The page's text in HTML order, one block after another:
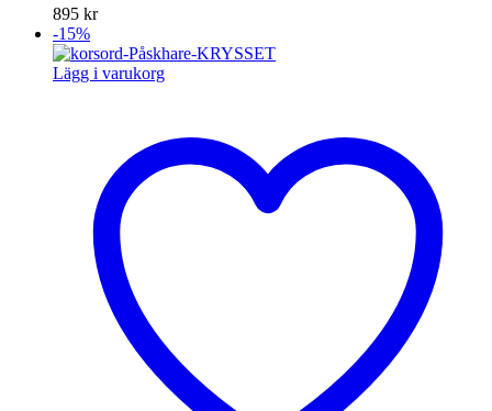
895 kr
-15%
Lägg i varukorg